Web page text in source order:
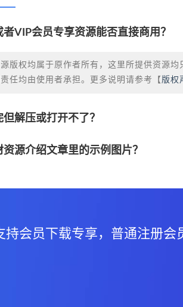
VIP会员专享资源能否直接商用？
版权均属于原作者所有，这里所提供资源
任均由使用者承担。更多说明请参考【 版权
解压或打开不了？
源介绍文章里的示例图片？
持会员下载专享，普通注册